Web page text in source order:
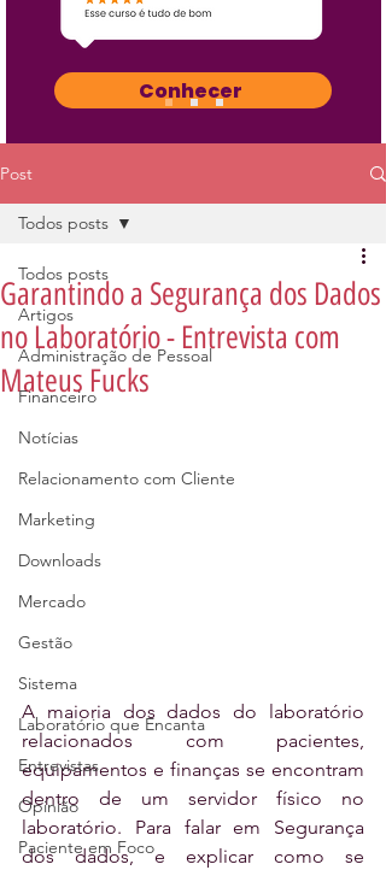
Conhecer
Post
Todos posts
Artigos
Administração de Pessoal
Financeiro
Notícias
Relacionamento com Cliente
Marketing
Downloads
Mercado
Gestão
Sistema
Laboratório que Encanta
Entrevistas
Opinião
Paciente em Foco
Todos posts
Garantindo a Segurança dos Dados
no Laboratório - Entrevista com
Mateus Fucks
A maioria dos dados do laboratório
relacionados com pacientes,
equipamentos e finanças se encontram
dentro de um servidor físico no
laboratório. Para falar em Segurança
dos dados, e explicar como se